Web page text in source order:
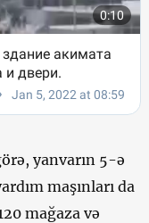
yanvarın 5-ə
maşınları da
mağaza və